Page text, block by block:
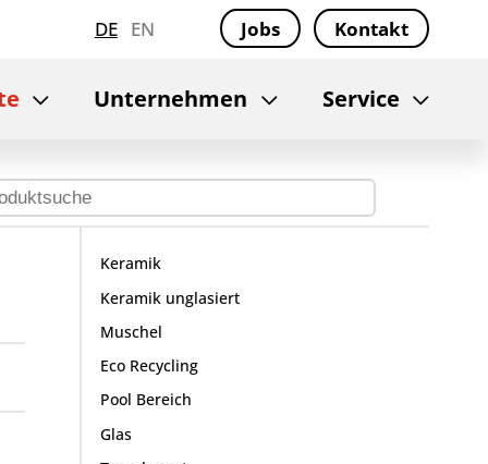
DE EN Jobs Kontakt
Unternehmen Service
Keramik
Keramik unglasiert
Muschel
Eco Recycling
Pool Bereich
Glas